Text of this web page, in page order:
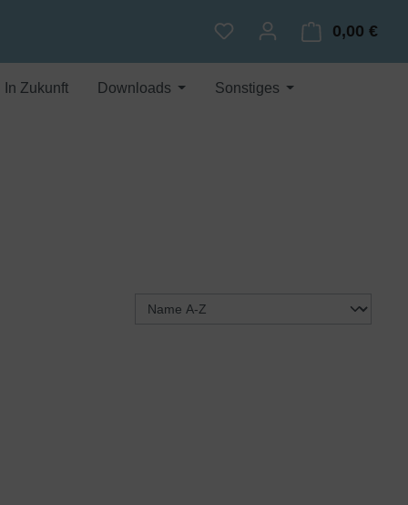
Du hast 0 Produkte auf
0,00 €
In Zukunft Downloads Sonstiges